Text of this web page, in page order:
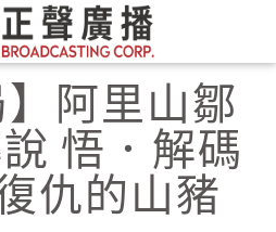
】阿里山鄒
悟．解碼
仇的山豬